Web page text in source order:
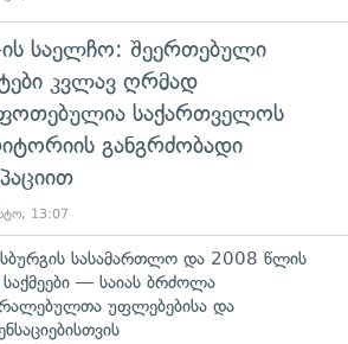
ის საელჩო: შეერთებული
კვლავ ღრმად
საქართველოს
განგრძობადი
13:07
სასამართლო და 2008 წლის
— საიას ბრძოლა
უფლებებისა და